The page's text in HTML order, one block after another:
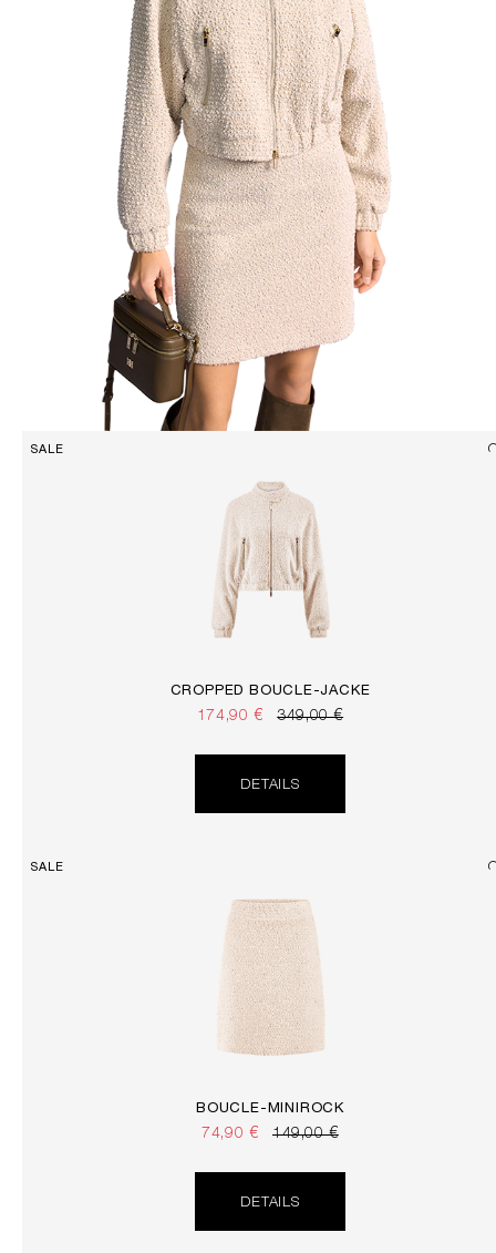
SALE
CROPPED BOUCLÉ-JACKE
174,90 € 349,00 €
DETAILS
SALE
BOUCLÉ-MINIROCK
74,90 € 149,00 €
DETAILS